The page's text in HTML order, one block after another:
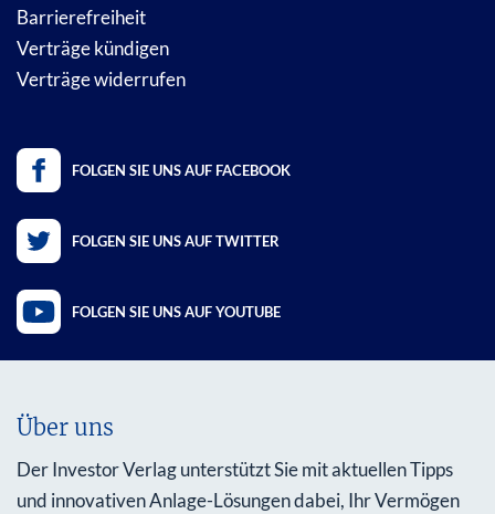
Barrierefreiheit
Verträge kündigen
Verträge widerrufen
FOLGEN SIE UNS AUF FACEBOOK
FOLGEN SIE UNS AUF TWITTER
FOLGEN SIE UNS AUF YOUTUBE
Über uns
Der Investor Verlag unterstützt Sie mit aktuellen Tipps
und innovativen Anlage-Lösungen dabei, Ihr Vermögen